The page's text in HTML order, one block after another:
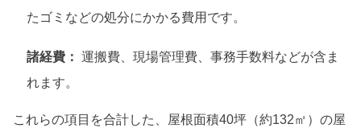
たゴミなどの処分にかかる費用です。
諸経費： 運搬費、現場管理費、事務手数料などが含ま
れます。
これらの項目を合計した、屋根面積40坪（約132㎡）の屋